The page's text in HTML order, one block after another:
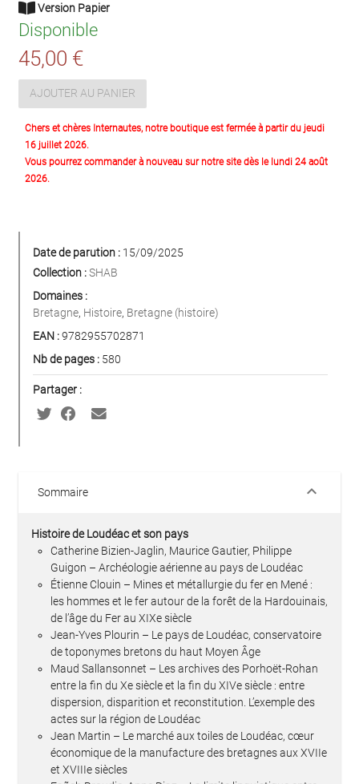
Version Papier
Disponible
45,00 €
AJOUTER AU PANIER
Chers et chères Internautes, notre boutique est fermée à partir du jeudi
16 juillet 2026.
Vous pourrez commander à nouveau sur notre site dès le lundi 24 août
2026.
Date de parution : 15/09/2025
Collection :SHAB
Domaines :
Bretagne, Histoire, Bretagne (histoire)
EAN :9782955702871
Nb de pages : 580
Partager :
Sommaire keyboard_arrow_down
Histoire de Loudéac et son pays
Catherine Bizien-Jaglin, Maurice Gautier, Philippe
Guigon – Archéologie aérienne au pays de Loudéac
Étienne Clouin – Mines et métallurgie du fer en Mené :
les hommes et le fer autour de la forêt de la Hardouinais,
de l’âge du Fer au XIXe siècle
Jean-Yves Plourin – Le pays de Loudéac, conservatoire
de toponymes bretons du haut Moyen Âge
Maud Sallansonnet – Les archives des Porhoët-Rohan
entre la fin du Xe siècle et la fin du XIVe siècle : entre
dispersion, disparition et reconstitution. L’exemple des
actes sur la région de Loudéac
Jean Martin – Le marché aux toiles de Loudéac, cœur
économique de la manufacture des bretagnes aux XVIIe
et XVIIIe siècles